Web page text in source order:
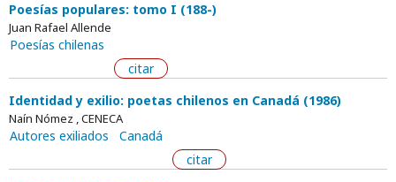
Poesías populares: tomo I (188-)
Juan Rafael Allende
Poesías chilenas
citar
Identidad y exilio: poetas chilenos en Canadá (1986)
Naín Nómez , CENECA
Autores exiliados
Canadá
citar